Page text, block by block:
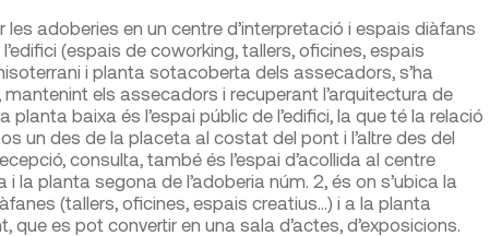
adoberies en un centre d’interpretació i espais diàfans
(espais de coworking, tallers, oficines, espais
i planta sotacoberta dels assecadors, s’ha
els assecadors i recuperant l’arquitectura de
baixa és l’espai públic de l’edifici, la que té la relació
un des de la placeta al costat del pont i l’altre des del
consulta, també és l’espai d’acollida al centre
la planta segona de l’adoberia núm. 2, és on s’ubica la
(tallers, oficines, espais creatius…) i a la planta
que es pot convertir en una sala d’actes, d’exposicions.